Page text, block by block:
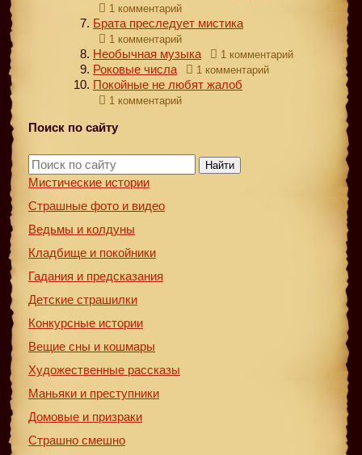
1 комментарий
Брата преследует мистика
1 комментарий
Необычная музыка 1 комментарий
Роковые числа 1 комментарий
Покойные не любят жалоб
1 комментарий
Поиск по сайту
Найти
Мистические истории
Страшные фото и видео
Ведьмы и колдуны
Кладбище и покойники
Гадания и предсказания
Детские страшилки
Конкурсные истории
Вещие сны и кошмары
Художественные рассказы
Маньяки и преступники
Домовые и призраки
Страшно смешно